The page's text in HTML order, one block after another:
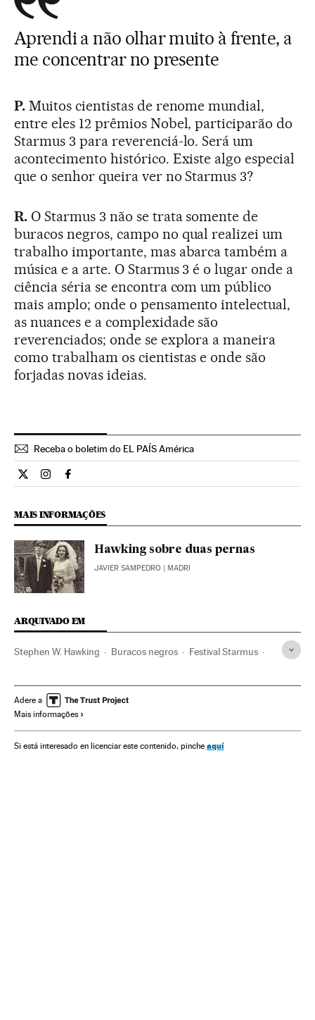
Aprendi a não olhar muito à frente, a
me concentrar no presente
P.Muitos cientistas de renome mundial,
entre eles 12 prêmios Nobel, participarão do
Starmus 3 para reverenciá-lo. Será um
acontecimento histórico. Existe algo especial
que o senhor queira ver no Starmus 3?
R.O Starmus 3 não se trata somente de
buracos negros, campo no qual realizei um
trabalho importante, mas abarca também a
música e a arte. O Starmus 3 é o lugar onde a
ciência séria se encontra com um público
mais amplo; onde o pensamento intelectual,
as nuances e a complexidade são
reverenciados; onde se explora a maneira
como trabalham os cientistas e onde são
forjadas novas ideias.
Receba o boletim do EL PAÍS América
Ciencia El País Brasil en Twitter
Ciencia El País Brasil en Instagram
Ciencia El País Brasil en Facebook
MAIS INFORMAÇÕES
Hawking sobre duas pernas
JAVIER SAMPEDRO | MADRI
ARQUIVADO EM
Stephen W. Hawking Buracos negros Festival Starmus
Astronomia Eventos Sociedade
Adere a
Mais informações
Si está interesado en licenciar este contenido, pinche aquí